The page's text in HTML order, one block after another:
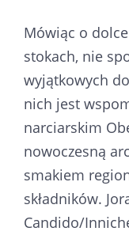
Mówiąc o
stokach, nie
wyjątkowych
nich jest
narciarskim
nowoczesną
smakiem
składników.
Candido/